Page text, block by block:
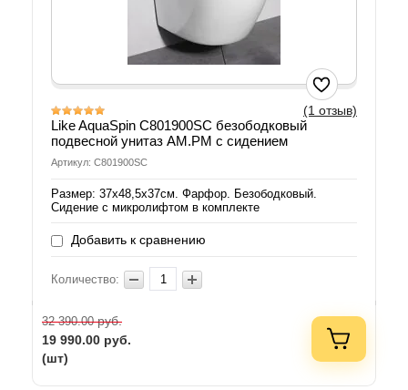
(1 отзыв)
Like AquaSpin C801900SC безободковый
подвесной унитаз AM.PM с сидением
Артикул: C801900SC
Размер: 37х48,5х37см. Фарфор. Безободковый.
Сидение с микролифтом в комплекте
Добавить к сравнению
Количество:
32 390.00руб.
19 990.00 руб.
(шт)